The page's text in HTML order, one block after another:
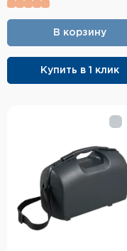
В корзину
Купить в 1 клик